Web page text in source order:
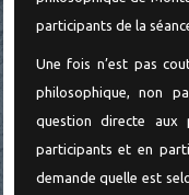
participants de la
Une fois n’est pas
philosophique, non
question directe aux
participants et en
demande quelle est